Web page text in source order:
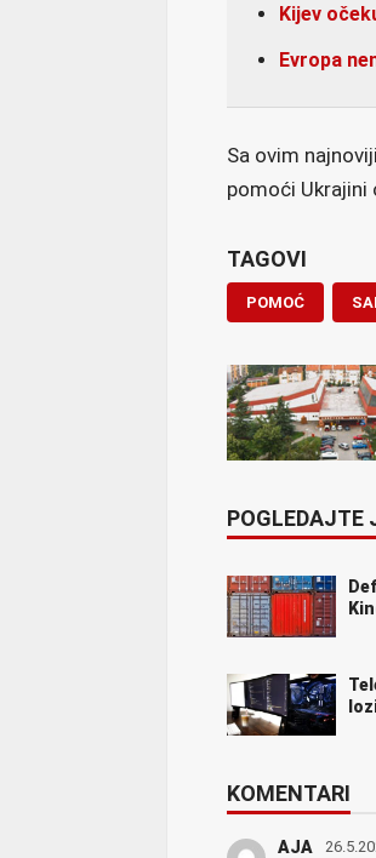
Kijev
Evropa
Sa ovim
pomoći Ukrajini
TAGOVI
POMOĆ
POGLEDAJTE
KOMENTARI
AJA